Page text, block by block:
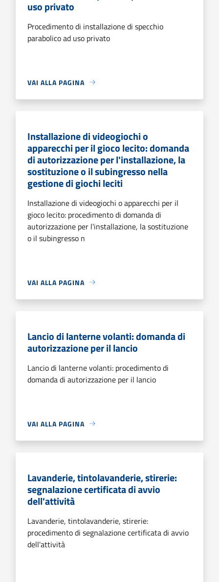
uso privato
Procedimento di installazione di specchio
parabolico ad uso privato
VAI ALLA PAGINA
Installazione di videogiochi o
apparecchi per il gioco lecito: domanda
di autorizzazione per l'installazione, la
sostituzione o il subingresso nella
gestione di giochi leciti
Installazione di videogiochi o apparecchi per il
gioco lecito: procedimento di domanda di
autorizzazione per l'installazione, la sostituzione
o il subingresso n
VAI ALLA PAGINA
Lancio di lanterne volanti: domanda di
autorizzazione per il lancio
Lancio di lanterne volanti: procedimento di
domanda di autorizzazione per il lancio
VAI ALLA PAGINA
Lavanderie, tintolavanderie, stirerie:
segnalazione certificata di avvio
dell'attività
Lavanderie, tintolavanderie, stirerie:
procedimento di segnalazione certificata di avvio
dell'attività